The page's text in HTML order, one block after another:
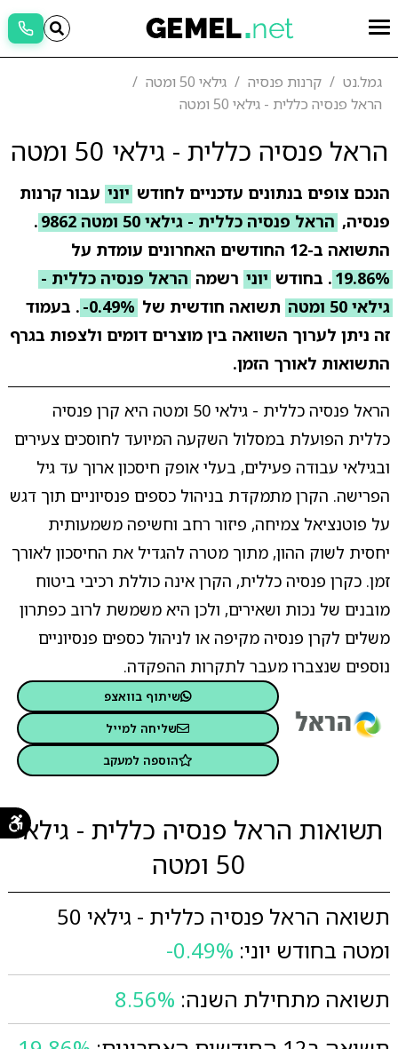
גמל.נט קרנות פנסיה
גילאי 50 ומטה
הראל פנסיה כללית - גילאי 50 ומטה
הראל פנסיה כללית - גילאי 50 ומטה
הנכם צופים בנתונים עדכניים לחודש יוני עבור קרנות
פנסיה, הראל פנסיה כללית - גילאי 50 ומטה 9862
.
התשואה ב-12 החודשים האחרונים עומדת על
19.86% . בחודש יוני רשמה הראל פנסיה כללית -
גילאי 50 ומטה
תשואה חודשית של -0.49% . בעמוד
זה ניתן לערוך השוואה בין מוצרים דומים ולצפות בגרף
התשואות לאורך הזמן.
הראל פנסיה כללית - גילאי 50 ומטה היא קרן פנסיה
כללית הפועלת במסלול השקעה המיועד לחוסכים צעירים
ובגילאי עבודה פעילים, בעלי אופק חיסכון ארוך עד גיל
הפרישה. הקרן מתמקדת בניהול כספים פנסיוניים תוך דגש
על פוטנציאל צמיחה, פיזור רחב וחשיפה משמעותית
יחסית לשוק ההון, מתוך מטרה להגדיל את החיסכון לאורך
זמן. כקרן פנסיה כללית, הקרן אינה כוללת רכיבי ביטוח
מובנים של נכות ושאירים, ולכן היא משמשת לרוב כפתרון
משלים לקרן פנסיה מקיפה או לניהול כספים פנסיוניים
נוספים שנצברו מעבר לתקרות ההפקדה.
שיתוף בוואצפ
שליחה למייל
הוספה למעקב
תשואות הראל פנסיה כללית - גילאי
50 ומטה
תשואה הראל פנסיה כללית - גילאי 50
ומטה בחודש יוני: -0.49%
תשואה מתחילת השנה: 8.56%